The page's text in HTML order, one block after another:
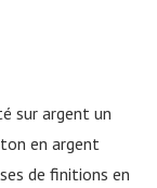
sur argent un
en argent
de finitions en